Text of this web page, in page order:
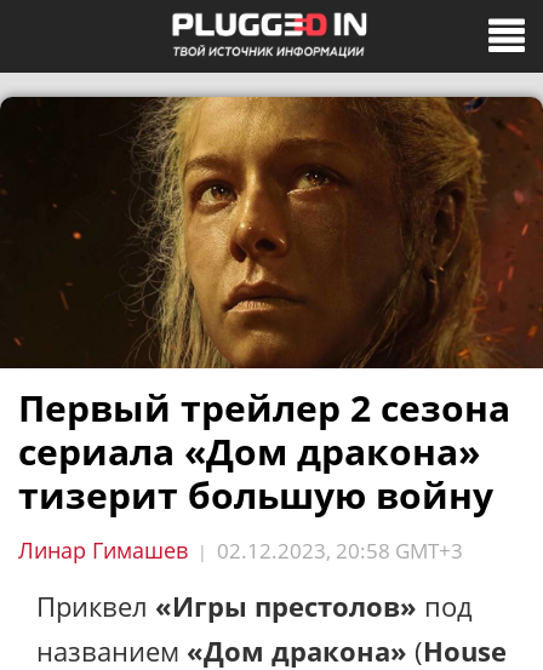
Первый трейлер 2 сезона
сериала «Дом дракона»
тизерит большую войну
Линар Гимашев | 02.12.2023, 20:58 GMT+3
Приквел «Игры престолов» под
названием «Дом дракона» (House